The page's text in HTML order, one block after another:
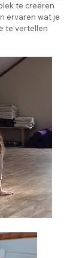
te creëren
ervaren wat je
te vertellen